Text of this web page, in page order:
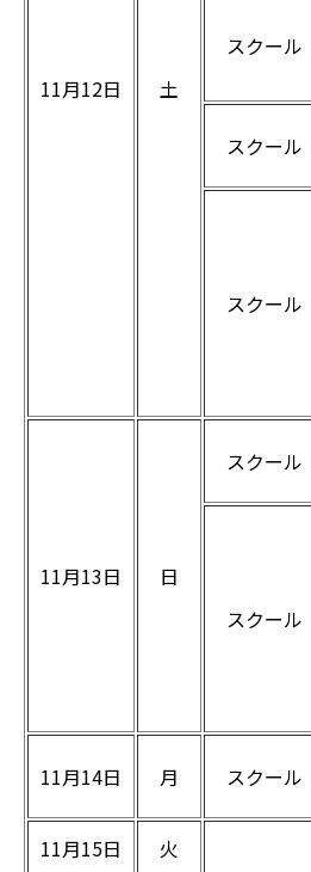
11月12日 土
スクール
スクール
スクール
11月13日 日
スクール
スクール
11月14日 月 スクール
11月15日 火